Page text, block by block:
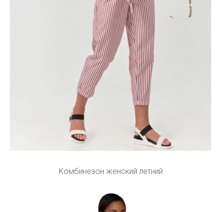
Комбинезон женский летний